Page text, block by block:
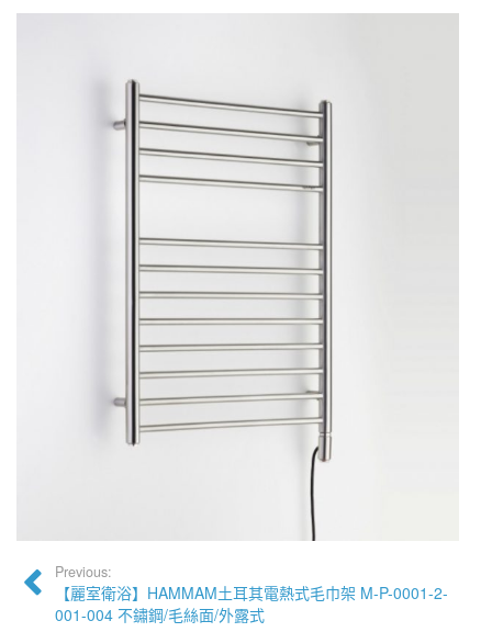
Previous:
【麗室衛浴】HAMMAM土耳其電熱式毛巾架 M-P-0001-2-
001-004 不鏽鋼/毛絲面/外露式